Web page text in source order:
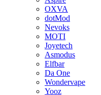
OXVA
dotMod
Nevoks
MOTI
Joyetech
Asmodus
Elfbar
Da One
Wondervape
Yooz